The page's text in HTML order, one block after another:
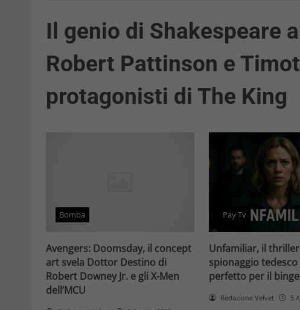
Il genio di Shakespeare
Robert Pattinson e
protagonisti di The King
Bomba
Avengers: Doomsday, il concept
art svela Dottor Destino di
Robert Downey Jr. e gli X-Men
dell’MCU
Pay Tv
Unfamiliar, il
spionaggio
perfetto per il
Redazione Velvet 5